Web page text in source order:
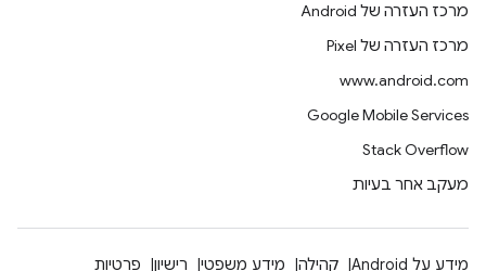
מרכז העזרה של Android
מרכז העזרה של Pixel
www.android.com
Google Mobile Services
Stack Overflow
מעקב אחר בעיות
מידע על Android קהילה מידע משפטי רישיון פרטיות